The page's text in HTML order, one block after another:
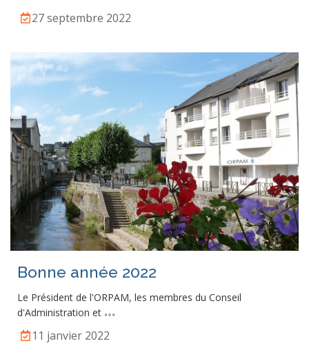
27 septembre 2022
Bonne année 2022
Le Président de l'ORPAM, les membres du Conseil
d'Administration et
11 janvier 2022